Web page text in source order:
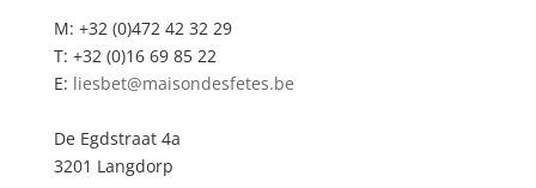
M: +32 (0)472 42 32 29
T: +32 (0)16 69 85 22
E: liesbet@maisondesfetes.be
De Egdstraat 4a
3201 Langdorp